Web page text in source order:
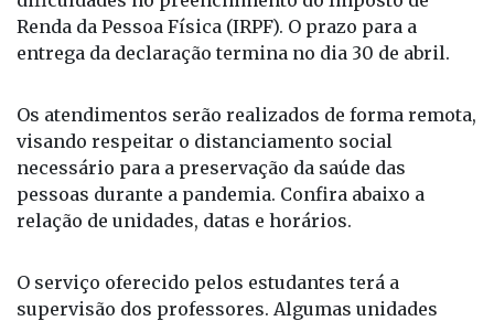
Renda da Pessoa Física (IRPF). O prazo para a
entrega da declaração termina no dia 30 de abril.
Os atendimentos serão realizados de forma remota,
visando respeitar o distanciamento social
necessário para a preservação da saúde das
pessoas durante a pandemia. Confira abaixo a
relação de unidades, datas e horários.
O serviço oferecido pelos estudantes terá a
supervisão dos professores. Algumas unidades